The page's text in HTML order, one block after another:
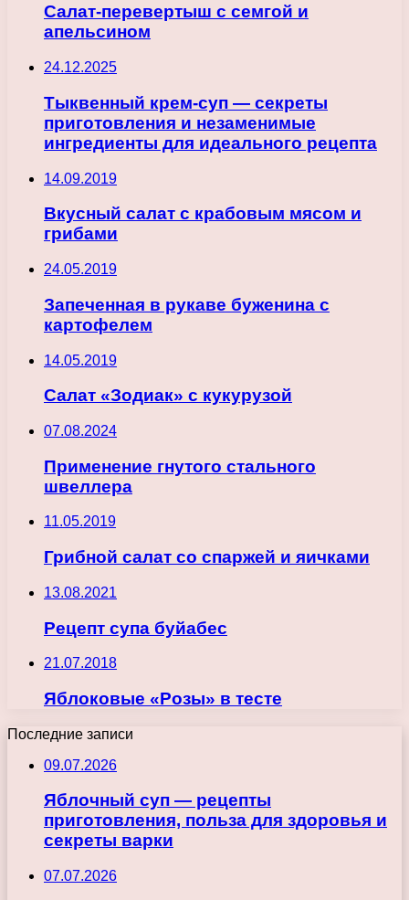
Салат-перевертыш с семгой и
апельсином
24.12.2025
Тыквенный крем-суп — секреты
приготовления и незаменимые
ингредиенты для идеального рецепта
14.09.2019
Вкусный салат с крабовым мясом и
грибами
24.05.2019
Запеченная в рукаве буженина с
картофелем
14.05.2019
Салат «Зодиак» с кукурузой
07.08.2024
Применение гнутого стального
швеллера
11.05.2019
Грибной салат со спаржей и яичками
13.08.2021
Рецепт супа буйабес
21.07.2018
Яблоковые «Розы» в тесте
Последние записи
09.07.2026
Яблочный суп — рецепты
приготовления, польза для здоровья и
секреты варки
07.07.2026